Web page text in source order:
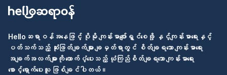
Helloဆရာဝန်အနေဖြင့် ပိုမို ကျန်းမာပျော်ရွှင်စေဖို့ နှင့်ကျန်းမာရေးနှင့်
ပတ်သက်သည့် ဆုံးဖြတ်ချက်များ ချမှတ်ရာတွင် စိတ်ချရသော ကျန်းမာရေး
အချက်အလက်များကို ထောက်ပံ့ပေးသည့် ယုံကြည်စိတ်ချရသော ကျန်းမာရေး
စောင့်ရှောက်ပေးသူ ဖြစ်ချင်ပါတယ်။